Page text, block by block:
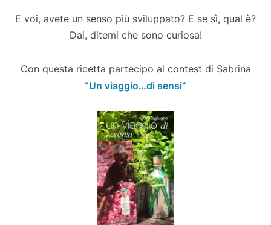
E voi, avete un senso più sviluppato? E se sì, qual è?
Dai, ditemi che sono curiosa!
Con questa ricetta partecipo al contest di Sabrina
“Un viaggio…di sensi”